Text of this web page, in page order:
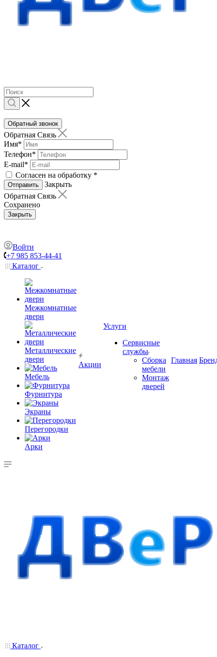
Обратный звонок
Обратная Связь
Имя*
Телефон*
E-mail*
Согласен на обработку *
Отправить
Закрыть
Обратная Связь
Сохранено
Закрыть
Войти
+7 985 853-44-41
Каталог
Межкомнатные
двери
Металлические
двери
Мебель
Фурнитура
Экраны
Перегородки
Арки
Акции
Услуги
Сервисные
службы
Сборка
мебели
Монтаж
дверей
Главная
Каталог